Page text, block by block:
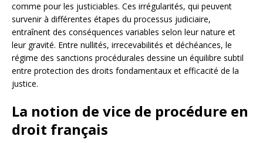
comme pour les justiciables. Ces irrégularités, qui peuvent
survenir à différentes étapes du processus judiciaire,
entraînent des conséquences variables selon leur nature et
leur gravité. Entre nullités, irrecevabilités et déchéances, le
régime des sanctions procédurales dessine un équilibre subtil
entre protection des droits fondamentaux et efficacité de la
justice.
La notion de vice de procédure en
droit français